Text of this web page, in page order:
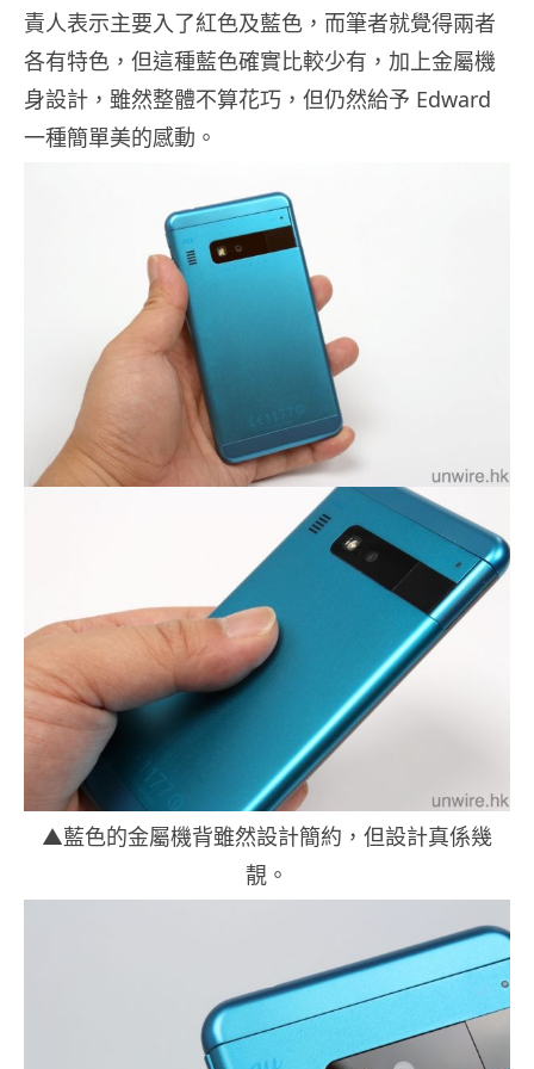
責人表示主要入了紅色及藍色，而筆者就覺得兩者
各有特色，但這種藍色確實比較少有，加上金屬機
身設計，雖然整體不算花巧，但仍然給予 Edward
一種簡單美的感動。
▲藍色的金屬機背雖然設計簡約，但設計真係幾
靚。